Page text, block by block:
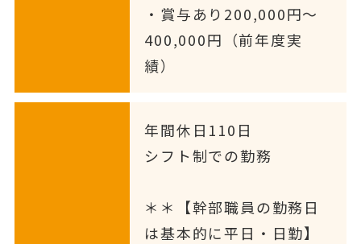
・賞与あり200,000円〜
400,000円（前年度実
績）
年間休日110日
シフト制での勤務
＊＊【幹部職員の勤務日
は基本的に平日・日勤】